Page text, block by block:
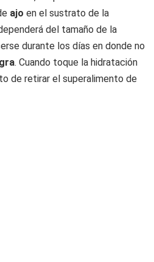
ajo en el sustrato de la
del tamaño de la
durante los días en donde no
. Cuando toque la hidratación
de retirar el superalimento de